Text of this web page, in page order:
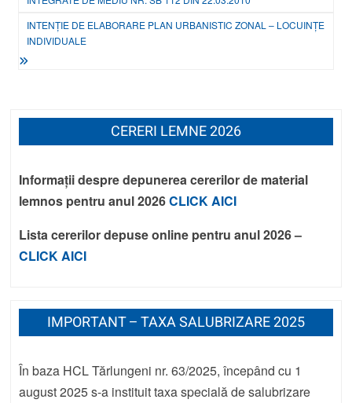
p
p
o
o
g
er
z
ă
articole
INTENȚIE DE ELABORARE PLAN URBANISTIC ZONAL – LOCUINȚE
INDIVIDUALE
CERERI LEMNE 2026
Informații despre depunerea cererilor de material
lemnos pentru anul 2026CLICK AICI
Lista cererilor depuse online pentru anul 2026 –
CLICK AICI
IMPORTANT – TAXA SALUBRIZARE 2025
În baza HCL Tărlungeni nr. 63/2025, începând cu 1
august 2025 s-a instituit taxa specială de salubrizare